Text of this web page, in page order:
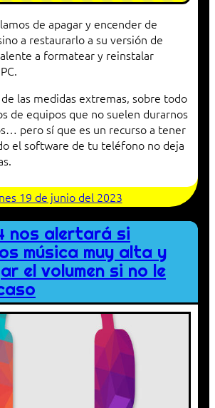
de apagar y encender de
a restaurarlo a su versión de
a formatear y reinstalar
las medidas extremas, sobre todo
de equipos que no suelen durarnos
pero sí que es un recurso a tener
el software de tu teléfono no deja
19 de junio del 2023
nos alertará si
música muy alta y
el volumen si no le